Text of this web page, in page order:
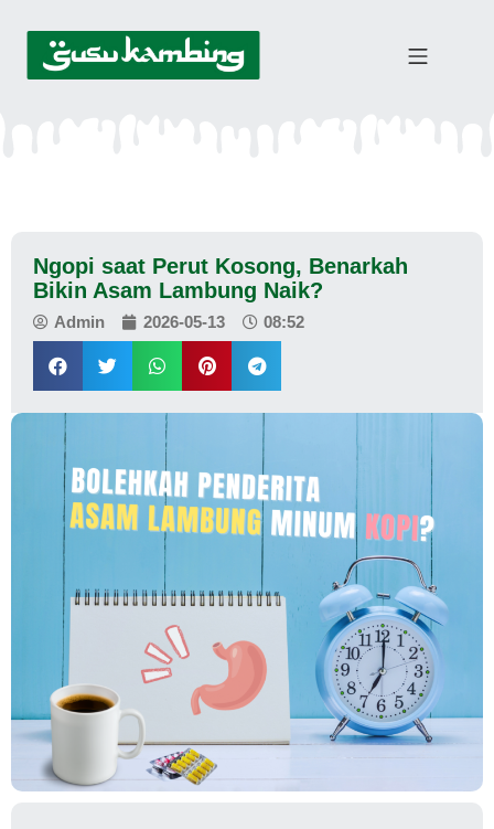
Ngopi saat Perut Kosong, Benarkah
Bikin Asam Lambung Naik?
Admin 2026-05-13 08:52